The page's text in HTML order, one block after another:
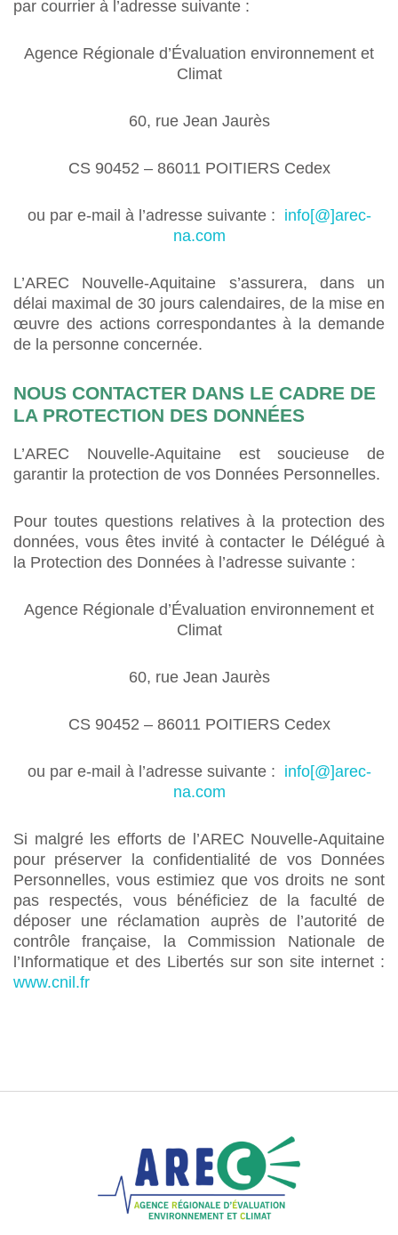
par courrier à l’adresse suivante :
Agence Régionale d’Évaluation environnement et
Climat
60, rue Jean Jaurès
CS 90452 – 86011 POITIERS Cedex
ou par e-mail à l’adresse suivante : info[@]arec-
na.com
L’AREC Nouvelle-Aquitaine s’assurera, dans un
délai maximal de 30 jours calendaires, de la mise en
œuvre des actions correspondantes à la demande
de la personne concernée.
NOUS CONTACTER DANS LE CADRE DE
LA PROTECTION DES DONNÉES
L’AREC Nouvelle-Aquitaine est soucieuse de
garantir la protection de vos Données Personnelles.
Pour toutes questions relatives à la protection des
données, vous êtes invité à contacter le Délégué à
la Protection des Données à l’adresse suivante :
Agence Régionale d’Évaluation environnement et
Climat
60, rue Jean Jaurès
CS 90452 – 86011 POITIERS Cedex
ou par e-mail à l’adresse suivante : info[@]arec-
na.com
Si malgré les efforts de l’AREC Nouvelle-Aquitaine
pour préserver la confidentialité de vos Données
Personnelles, vous estimiez que vos droits ne sont
pas respectés, vous bénéficiez de la faculté de
déposer une réclamation auprès de l’autorité de
contrôle française, la Commission Nationale de
l’Informatique et des Libertés sur son site internet :
www.cnil.fr